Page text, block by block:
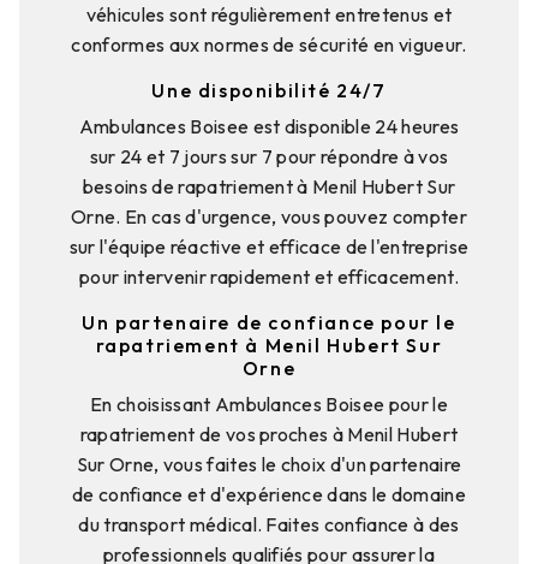
véhicules sont régulièrement entretenus et
conformes aux normes de sécurité en vigueur.
Une disponibilité 24/7
Ambulances Boisee est disponible 24 heures
sur 24 et 7 jours sur 7 pour répondre à vos
besoins de rapatriement à Menil Hubert Sur
Orne. En cas d'urgence, vous pouvez compter
sur l'équipe réactive et efficace de l'entreprise
pour intervenir rapidement et efficacement.
Un partenaire de confiance pour le
rapatriement à Menil Hubert Sur
Orne
En choisissant Ambulances Boisee pour le
rapatriement de vos proches à Menil Hubert
Sur Orne, vous faites le choix d'un partenaire
de confiance et d'expérience dans le domaine
du transport médical. Faites confiance à des
professionnels qualifiés pour assurer la